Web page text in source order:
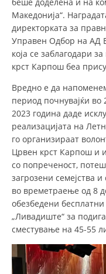
Македонија“.
директорката за
Управен Одбор на АД
која се заблагодари
крст Карпош беа
Вредно е да
период почнувајќи во
2023 година даде
реализацијата на
го организираат
Црвен крст Карпош и
со попреченост,
загрозени семејства
во времетраење од 8
обезбедени
„Ливадиште“ за
сместување на 45-55